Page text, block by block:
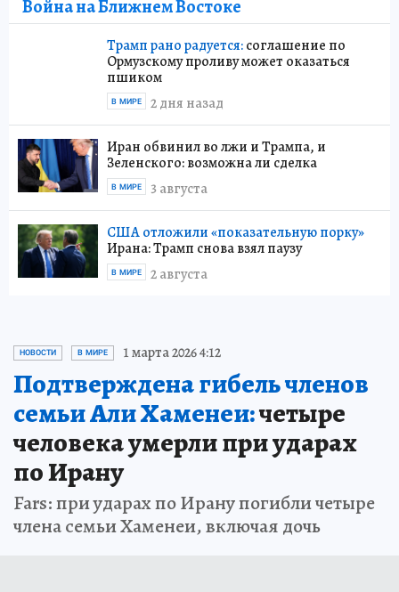
ТАКЖЕ ПО ТЕМЕ:
Война на Ближнем Востоке
Трамп рано радуется:
Ормузскому проливу может оказаться
пшиком
2 дня назад
Иран обвинил во лжи и Трампа, и
Зеленского: возможна ли сделка
3 августа
США отложили «показательную порку»
Ирана: Трамп снова взял паузу
НОВОСТИ В МИРЕ 1 марта 2026 4:12
Подтверждена гибель членов
семьи Али Хаменеи:четыре
человека умерли при ударах
по Ирану
Fars: при ударах по Ирану погибли четыре